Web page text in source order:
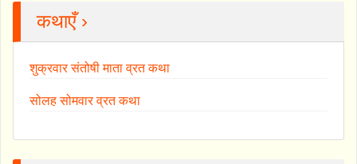
कथाएँ ›
शुक्रवार संतोषी माता व्रत कथा
सोलह सोमवार व्रत कथा